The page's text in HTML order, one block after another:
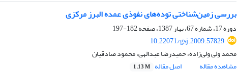
بررسی زمین‌شناختی توده‌های نفوذی عمده البرز‌ مرکزی
دوره 17، شماره 67، بهار 1387، صفحه
182-197
10.22071/gsj.2009.57829
محمد ولی ولی‌زاده، حمیدرضا عبدالهی، محمود صادقیان
مشاهده مقاله
اصل مقاله 1.13 M